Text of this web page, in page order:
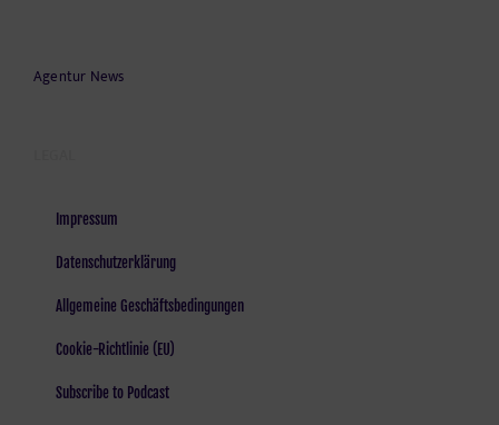
Agentur News
Impressum
Datenschutzerklärung
Allgemeine Geschäftsbedingungen
Cookie-Richtlinie (EU)
Subscribe to Podcast